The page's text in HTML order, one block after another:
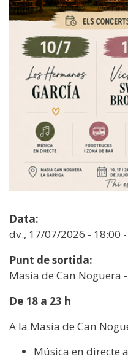
Data:
dv., 17/07/2026 - 18:00 -
Punt de sortida:
Masia de Can Noguera
De 18 a 23 h
A la Masia de Can
Música en directe